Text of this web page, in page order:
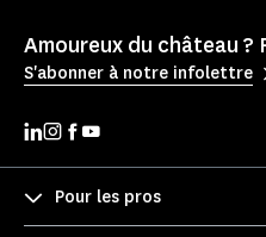
Amoureux du château
S'abonner à notre infolettre
Pour les pros